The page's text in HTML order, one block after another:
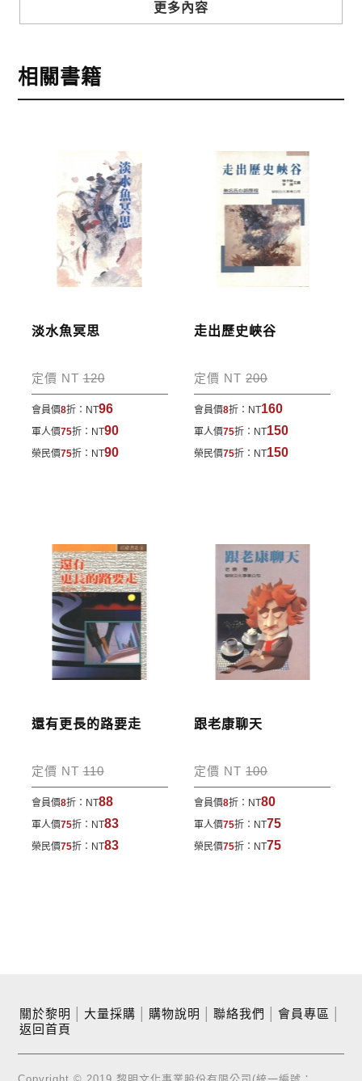
2.銀行轉帳:選擇銀行轉帳時，請填寫您的銀行帳號後
五碼，並於三日內完成匯款，以利核銷作業。
劃撥單，匯款者大名請填寫跟訂購者大名一致，以利
核銷作業。
完成訂購
訂購完成後，可至會員專區查詢「我的訂單」，查詢
訂單處理的狀態。
運費說明:
包裹運送，一律免運費；899元以下須自付80元運
費。外文書籍將由專人估價
，訂購後48小時內回覆運
寄送說明:
付款完成後，本公司將於七日內以郵寄方式寄送到您
所指定的地點。
更多內容
相關書籍
淡水魚冥思
定價 NT120
會員價8折： NT96
軍人價75折： NT90
榮民價75折： NT90
走出歷史峽谷
定價 NT200
會員價8折： NT160
軍人價75折： NT150
榮民價75折： NT150
還有更長的路要走
定價 NT110
會員價8折： NT88
軍人價75折： NT83
榮民價75折： NT83
跟老康聊天
定價 NT100
會員價8折： NT80
軍人價75折： NT75
榮民價75折： NT75
關於黎明 大量採購 購物說明 聯絡我們 會員專區
返回首頁